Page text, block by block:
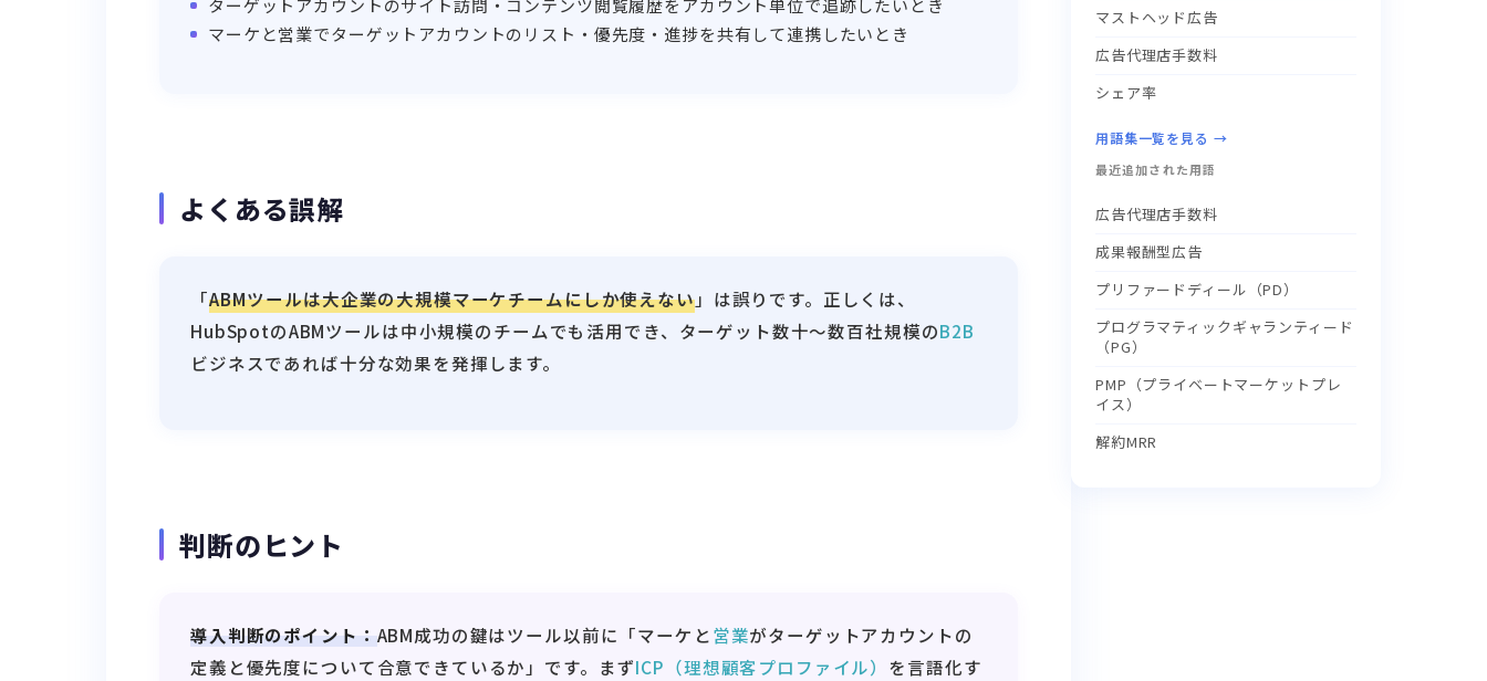
ターゲットアカウントのサイト訪問・コンテンツ閲覧履歴をアカウント単位で追跡したいとき
マーケと営業でターゲットアカウントのリスト・優先度・進捗を共有して連携したいとき
よくある誤解
「ABMツールは大企業の大規模マーケチームにしか使えない」は誤りです。正しくは、
HubSpotのABMツールは中小規模のチームでも活用でき、ターゲット数十〜数百社規模のB2B
ビジネスであれば十分な効果を発揮します。
判断のヒント
導入判断のポイント： ABM成功の鍵はツール以前に「マーケと営業がターゲットアカウントの
定義と優先度について合意できているか」です。まずICP（理想顧客プロファイル） を言語化す
マストヘッド広告
広告代理店手数料
シェア率
用語集一覧を見る →
最近追加された用語
広告代理店手数料
成果報酬型広告
プリファードディール（PD）
プログラマティックギャランティード
（PG）
PMP（プライベートマーケットプレ
イス）
解約MRR